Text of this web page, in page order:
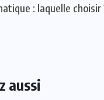
: laquelle choisir
aussi